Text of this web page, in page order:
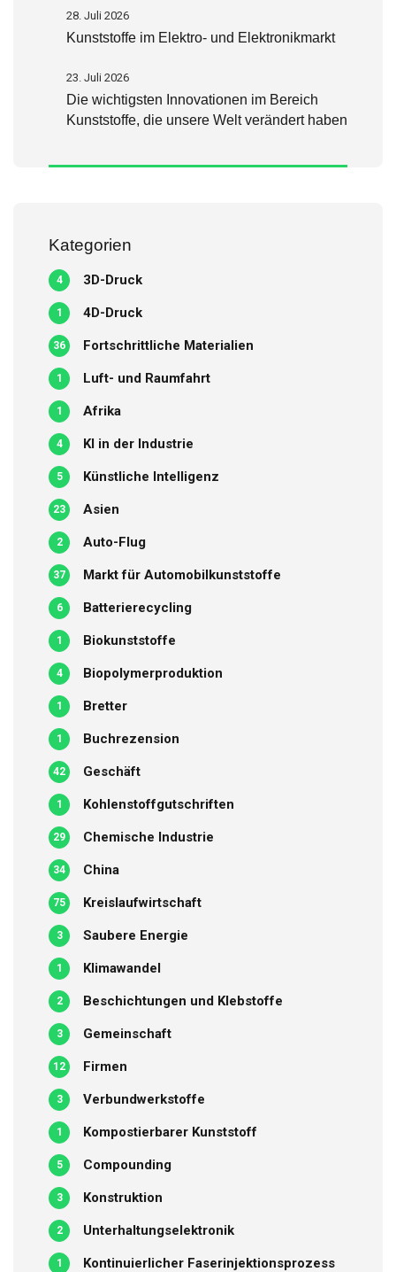
28. Juli 2026
Kunststoffe im Elektro- und Elektronikmarkt
23. Juli 2026
Die wichtigsten Innovationen im Bereich
Kunststoffe, die unsere Welt verändert haben
Kategorien
3D-Druck
4
4D-Druck
1
Fortschrittliche Materialien
36
Luft- und Raumfahrt
1
Afrika
1
KI in der Industrie
4
Künstliche Intelligenz
5
Asien
23
Auto-Flug
2
Markt für Automobilkunststoffe
37
Batterierecycling
6
Biokunststoffe
1
Biopolymerproduktion
4
Bretter
1
Buchrezension
1
Geschäft
42
Kohlenstoffgutschriften
1
Chemische Industrie
29
China
34
Kreislaufwirtschaft
75
Saubere Energie
3
Klimawandel
1
Beschichtungen und Klebstoffe
2
Gemeinschaft
3
Firmen
12
Verbundwerkstoffe
3
Kompostierbarer Kunststoff
1
Compounding
5
Konstruktion
3
Unterhaltungselektronik
2
Kontinuierlicher Faserinjektionsprozess
1